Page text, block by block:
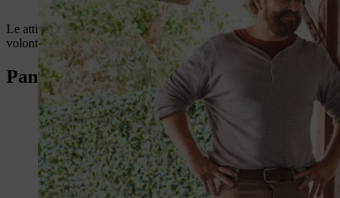
Le attività e i progetti in giardino sono molteplici e per questo ci
volontà di andare incontro alle esigenze di ciascun utente e delle
Panoramica: Sistemi a batteria STIHL